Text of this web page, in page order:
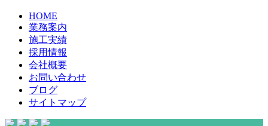
HOME
業務案内
施工実績
採用情報
会社概要
お問い合わせ
ブログ
サイトマップ